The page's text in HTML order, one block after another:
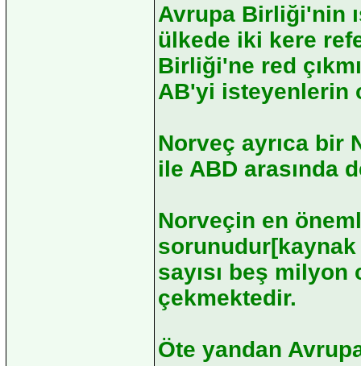
Avrupa Birliği'nin
ülkede iki kere
Birliği'ne red
AB'yi isteyenlerin
Norveç ayrıca bir
ile ABD arasında
Norveçin en
sayısı beş
çekmektedir.
Öte yandan